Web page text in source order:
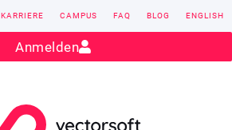
Kontakt:sales@vectorsoft.de
KARRIERE CAMPUS FAQ BLOG ENGLISH
Anmelden